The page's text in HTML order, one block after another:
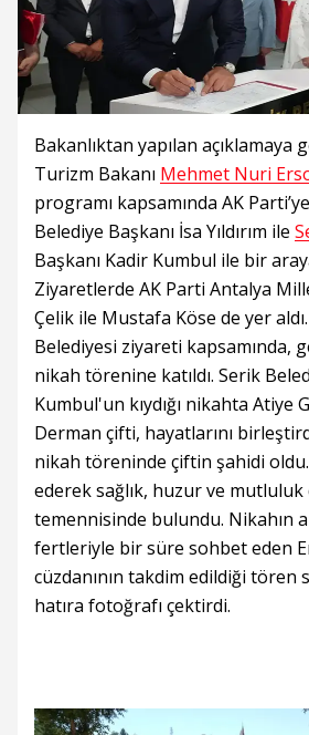
Bakanlıktan yapılan açıklamaya
Turizm Bakanı Mehmet Nuri
programı kapsamında AK
Belediye Başkanı İsa Yıldırım ile
Başkanı Kadir Kumbul ile bir
Ziyaretlerde AK Parti Antalya
Çelik ile Mustafa Köse de yer
Belediyesi ziyareti kapsamında,
nikah törenine katıldı. Serik
Kumbul'un kıydığı nikahta Atiye
Derman çifti, hayatlarını
nikah töreninde çiftin şahidi
ederek sağlık, huzur ve
temennisinde bulundu. Nikahın
fertleriyle bir süre sohbet eden
cüzdanının takdim edildiği tören
hatıra fotoğrafı çektirdi.